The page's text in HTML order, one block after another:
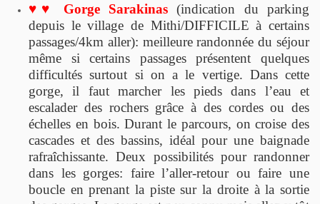
♥♥ Gorge Sarakinas(indication du parking
depuis le village de Mithi/DIFFICILE à certains
passages/4km aller): meilleure randonnée du séjour
même si certains passages présentent quelques
difficultés surtout si on a le vertige. Dans cette
gorge, il faut marcher les pieds dans l’eau et
escalader des rochers grâce à des cordes ou des
échelles en bois. Durant le parcours, on croise des
cascades et des bassins, idéal pour une baignade
rafraîchissante. Deux possibilités pour randonner
dans les gorges: faire l’aller-retour ou faire une
boucle en prenant la piste sur la droite à la sortie